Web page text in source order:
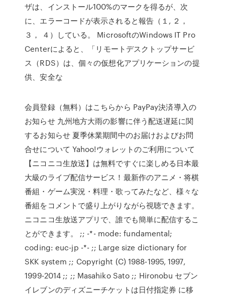
ザは、インストール100%のマークを得るが、次
に、エラーコードが表示されると報告（１, ２，
３， ４）している。 MicrosoftのWindows IT Pro
Centerによると、「リモートデスクトップサービ
ス（RDS）は、個々の仮想化アプリケーションの提
供、安全な
会員登録（無料）はこちらから PayPay決済導入の
お知らせ 九州地方大雨の影響に伴う配送遅延に関
するお知らせ 夏季休業期間中のお届けおよびお問
合せについて Yahoo!ウォレットのご利用について
【ニコニコ生放送】は無料ですぐに楽しめる日本最
大級のライブ配信サービス！最新作のアニメ・将棋
番組・ゲーム実況・料理・歌ってみたなど、様々な
番組をコメントで盛り上がりながら視聴できます。
ニコニコ生放送アプリで、誰でも簡単に配信するこ
とができます。 ;; -*- mode: fundamental;
coding: euc-jp -*- ;; Large size dictionary for
SKK system ;; Copyright (C) 1988-1995, 1997,
1999-2014 ;; ;; Masahiko Sato ;; Hironobu セブン
イレブンのディズニーチケットは日付指定券 に移